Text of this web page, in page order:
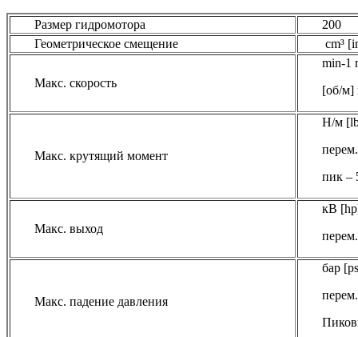
Размер гидромотора
200
Геометрическое смещение
cm³
Макс. скорость
min-1
[об/м]
Макс. крутящий момент
Н/м
пик –
Макс. выход
кВ
Макс. падение давления
бар